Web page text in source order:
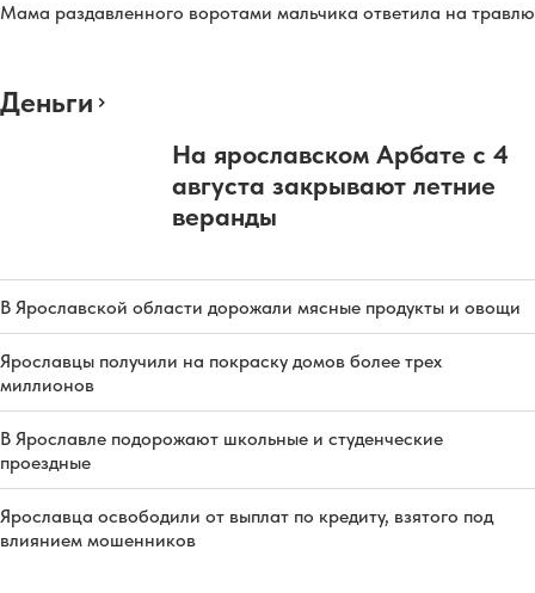
Мама раздавленного воротами мальчика ответила на травлю
Деньги
На ярославском Арбате с 4
августа закрывают летние
веранды
В Ярославской области дорожали мясные продукты и овощи
Ярославцы получили на покраску домов более трех
миллионов
В Ярославле подорожают школьные и студенческие
проездные
Ярославца освободили от выплат по кредиту, взятого под
влиянием мошенников